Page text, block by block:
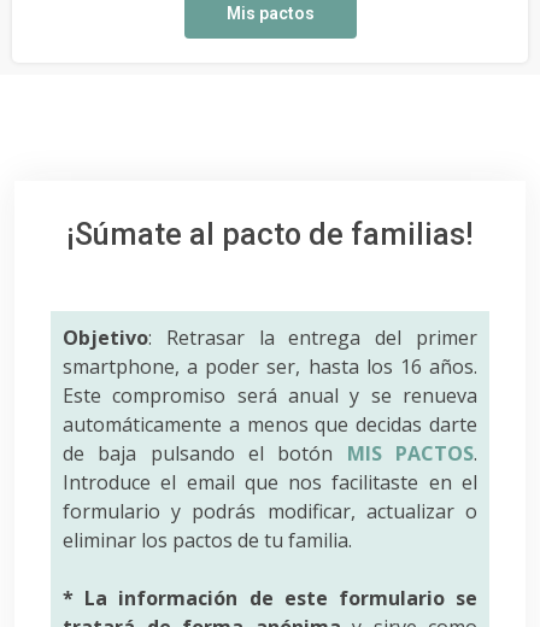
Mis pactos
¡Súmate al pacto de familias!
Objetivo: Retrasar la entrega del primer
smartphone, a poder ser, hasta los 16 años.
Este compromiso será anual y se renueva
automáticamente a menos que decidas darte
de baja pulsando el botón MIS PACTOS.
Introduce el email que nos facilitaste en el
formulario y podrás modificar, actualizar o
eliminar los pactos de tu familia.
* La información de este formulario se